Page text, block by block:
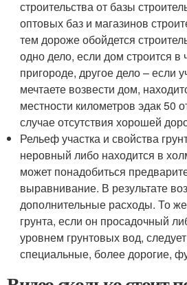
строительства от базы
оптовых баз и магазинов
тем дороже обойдется
одно дело, если дом строится в
пригороде, другое дело – если
мечтаете возвести дом,
местности километров эдак 50
случае отсутствия хорошей
Рельеф участка и свойства
неровный либо находится в
может понадобиться
выравнивание. В результате
дополнительные расходы. То
грунта, если он просадочный
уровнем грунтовых вод,
специальные, более дорогие,